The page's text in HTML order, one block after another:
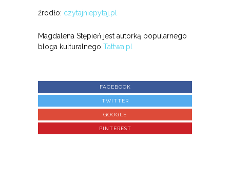
źrodło: czytajniepytaj.pl
Magdalena Stępień jest autorką popularnego
bloga kulturalnego Tattwa.pl
FACEBOOK
TWITTER
GOOGLE
PINTEREST